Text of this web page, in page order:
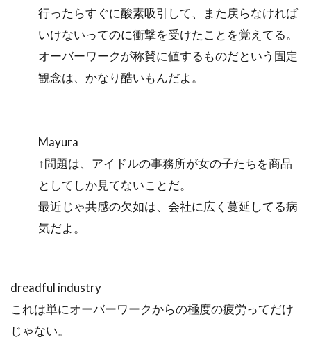
行ったらすぐに酸素吸引して、また戻らなければ
いけないってのに衝撃を受けたことを覚えてる。
オーバーワークが称賛に値するものだという固定
観念は、かなり酷いもんだよ。
Mayura
↑問題は、アイドルの事務所が女の子たちを商品
としてしか見てないことだ。
最近じゃ共感の欠如は、会社に広く蔓延してる病
気だよ。
dreadful industry
これは単にオーバーワークからの極度の疲労ってだけ
じゃない。